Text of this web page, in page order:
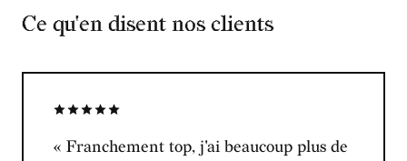
Ce qu'en disent nos clients
« Franchement top, j'ai beaucoup plus de